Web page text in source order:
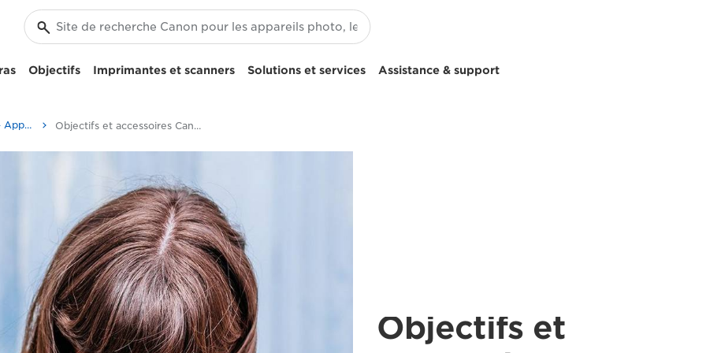
Objectifs Imprimantes et scanners Solutions et services Assistance & support
Canon EOS 6D Mark II - Appareils photo Objectifs et accessoires Canon EOS 6D Mark II
Objectifs et